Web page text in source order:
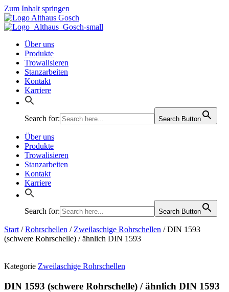
Zum Inhalt springen
Über uns
Produkte
Trowalisieren
Stanzarbeiten
Kontakt
Karriere
Search for: Search Button
Über uns
Produkte
Trowalisieren
Stanzarbeiten
Kontakt
Karriere
Search for: Search Button
Start /Rohrschellen / Zweilaschige Rohrschellen / DIN 1593
(schwere Rohrschelle) / ähnlich DIN 1593
Kategorie Zweilaschige Rohrschellen
DIN 1593 (schwere Rohrschelle) / ähnlich DIN 1593